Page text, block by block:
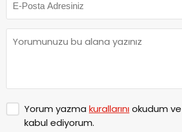
Yorum yazma kurallarınıokudum ve
kabul ediyorum.